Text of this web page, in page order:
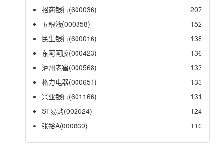
招商银行(600036)
207
五粮液(000858)
152
民生银行(600016)
138
东阿阿胶(000423)
136
泸州老窖(000568)
133
格力电器(000651)
133
兴业银行(601166)
131
ST易购(002024)
124
张裕A(000869)
116